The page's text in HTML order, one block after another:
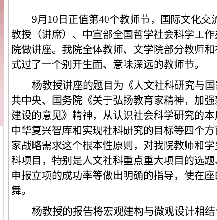
9月 10 日正值第40个教师节，国际文化交
教授（讲席）、中宣部全国哲学社会科学工
院做讲座。我院全体教师、文学院部分教师
式过了一个别开生面、意味深远的教师节。
杨教授讲座的题目为《人文社科研究与
共中央、国务院《关于弘扬教育家精神，加
建设的意见》精神，从认识社会科学研究的
中华复兴智库和实现社科研究的目标等四个
家战略需求这个根本性原则，对我院教师和
科项目，特别是人文社科重点重大项目的选
申报立项的成功率等做出明确的指导，使在
舞。
杨教授的报告将宏观建构与微观设计相